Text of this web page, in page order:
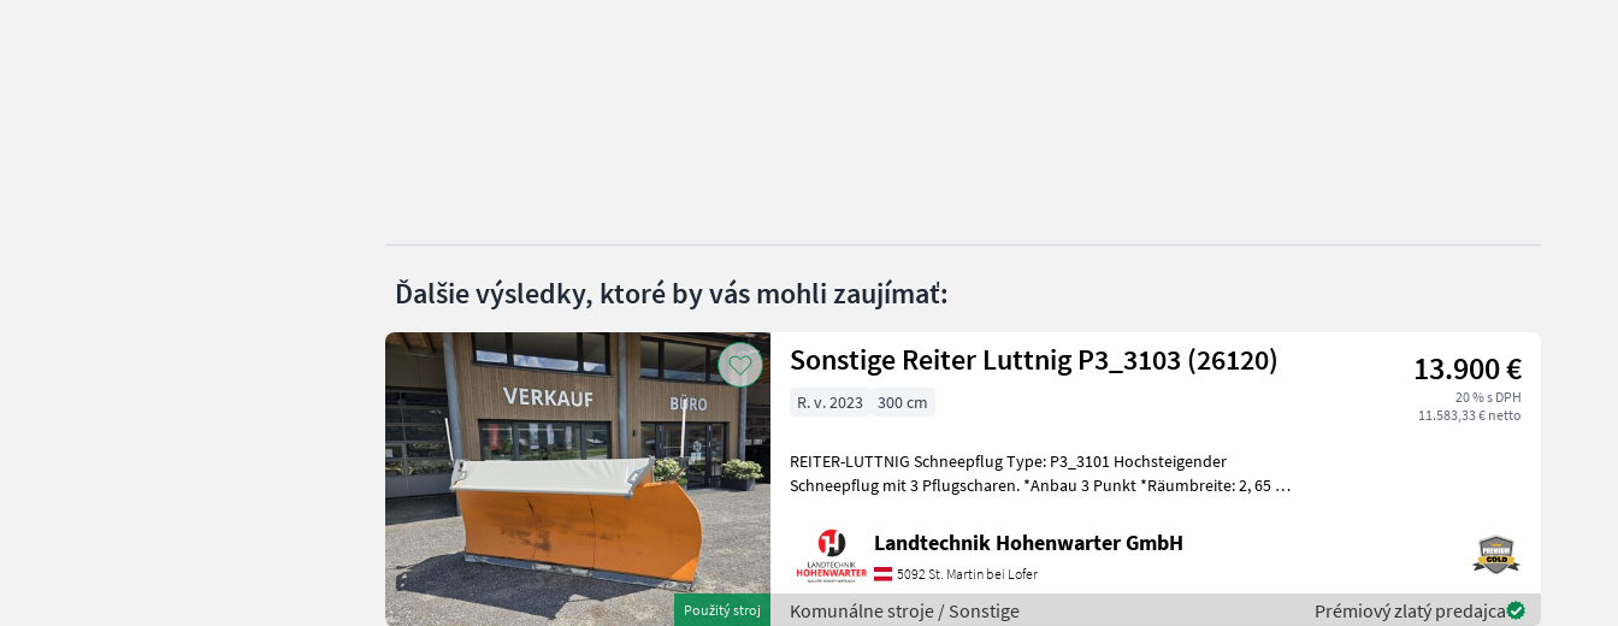
Ďalšie výsledky, ktoré by vás mohli zaujímať:
Použitý stroj
Sonstige Reiter Luttnig P3_3103 (26120) 13.900 €
20 % s DPH
11.583,33 € netto
R. v. 2023 300 cm
REITER-LUTTNIG Schneepflug Type: P3_3101 Hochsteigender
Schneepflug mit 3 Pflugscharen. *Anbau 3 Punkt *Räumbreite: 2, 65 m
Landtechnik Hohenwarter GmbH
5092 St. Martin bei Lofer
Komunálne stroje / Sonstige Prémiový zlatý predajca